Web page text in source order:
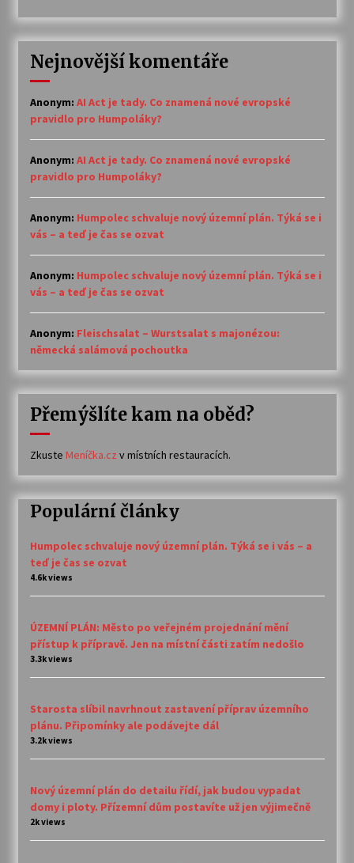
Nejnovější komentáře
Anonym: AI Act je tady. Co znamená nové evropské
pravidlo pro Humpoláky?
Anonym: AI Act je tady. Co znamená nové evropské
pravidlo pro Humpoláky?
Anonym: Humpolec schvaluje nový územní plán. Týká se i
vás – a teď je čas se ozvat
Anonym: Humpolec schvaluje nový územní plán. Týká se i
vás – a teď je čas se ozvat
Anonym: Fleischsalat – Wurstsalat s majonézou:
německá salámová pochoutka
Přemýšlíte kam na oběd?
Zkuste Meníčka.cz v místních restauracích.
Populární články
Humpolec schvaluje nový územní plán. Týká se i vás – a
teď je čas se ozvat
4.6k views
ÚZEMNÍ PLÁN: Město po veřejném projednání mění
přístup k přípravě. Jen na místní části zatím nedošlo
3.3k views
Starosta slíbil navrhnout zastavení příprav územního
plánu. Připomínky ale podávejte dál
3.2k views
Nový územní plán do detailu řídí, jak budou vypadat
domy i ploty. Přízemní dům postavíte už jen výjimečně
2k views